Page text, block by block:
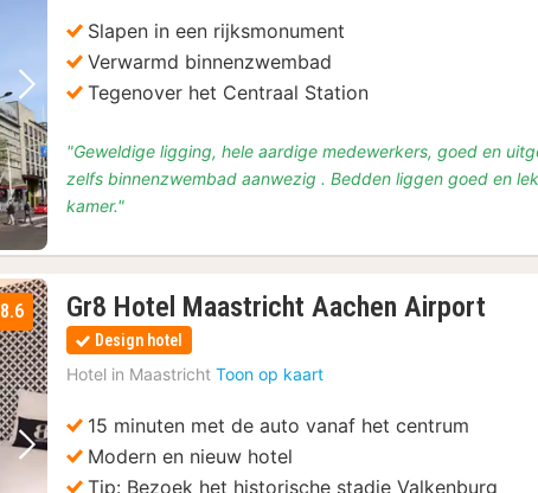
Volgende foto
Slapen in een rijksmonument
Verwarmd binnenzwembad
Tegenover het Centraal Station
"Geweldige ligging, hele aardige medewerkers, goed en
zelfs binnenzwembad aanwezig . Bedden liggen goed en
kamer."
Volgende foto
8.6 Gr8 Hotel Maastricht Aachen Airport
Design hotel
Hotel in Maastricht Toon op kaart
15 minuten met de auto vanaf het centrum
Modern en nieuw hotel
Tip: Bezoek het historische stadje Valkenburg